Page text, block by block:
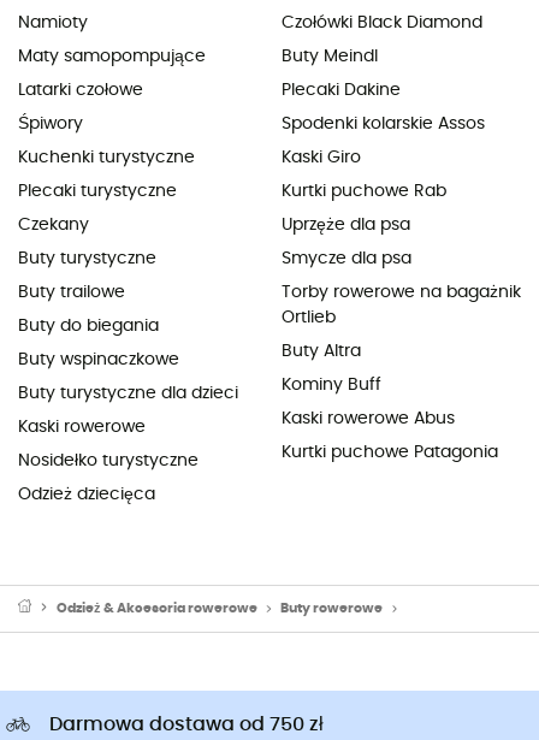
Namioty
Maty samopompujące
Latarki czołowe
Śpiwory
Kuchenki turystyczne
Plecaki turystyczne
Czekany
Buty turystyczne
Buty trailowe
Buty do biegania
Buty wspinaczkowe
Buty turystyczne dla dzieci
Kaski rowerowe
Nosidełko turystyczne
Odzież dziecięca
Czołówki Black Diamond
Buty Meindl
Plecaki Dakine
Spodenki kolarskie Assos
Kaski Giro
Kurtki puchowe Rab
Uprzęże dla psa
Smycze dla psa
Torby rowerowe na bagażnik
Ortlieb
Buty Altra
Kominy Buff
Kaski rowerowe Abus
Kurtki puchowe Patagonia
Odzież & Akcesoria rowerowe Buty rowerowe
Darmowa dostawa od 750 zł